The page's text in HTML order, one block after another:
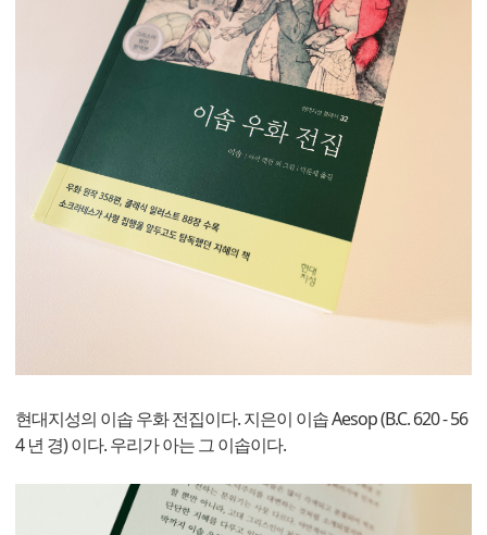
현대지성의 이솝 우화 전집이다. 지은이 이솝 Aesop (B.C. 620 - 56
4 년 경) 이다. 우리가 아는 그 이솝이다.